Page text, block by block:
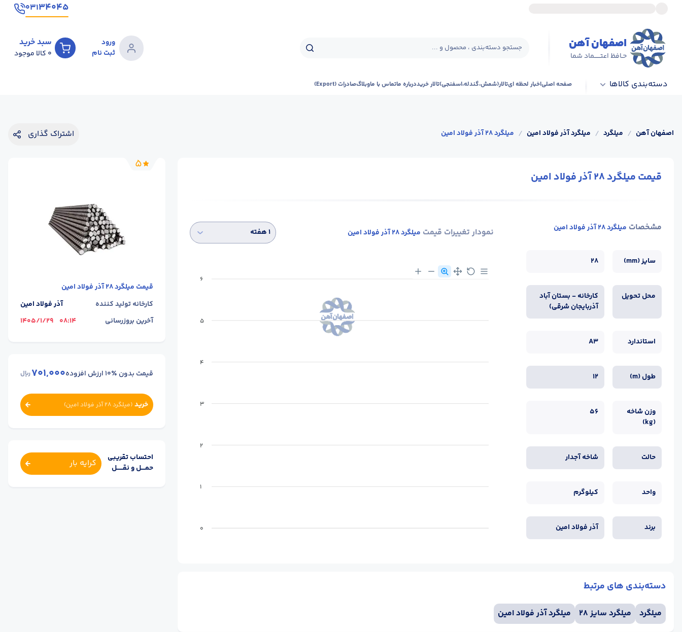
۳۴۰۴۵۰۳۱
اصفهان آهن
حـافظ اعتــــــماد شما
جستجو دسته‌بندی ، محصول و ...
ورود
ثبت نام
سبد خرید
0 کالا موجود
دسته‌بندی کالاها صفحه اصلیاخبار لحظه ایتالار(شمش،گندله،اسفنجی)تالار خریددرباره ماتماس با ماوبلاگصادرات (Export)
اصفهان آهن / میلگرد / میلگرد آذر فولاد امین / میلگرد 28 آذر فولاد امین اشتراک گذاری
قیمت میلگرد 28 آذر فولاد امین
مشخصات میلگرد 28 آذر فولاد امین
سایز (mm) 28
محل تحویل
کارخانه - بستان آباد
آذربایجان شرقی)
استاندارد A3
طول (m) 12
وزن شاخه
(kg)
56
حالت شاخه آجدار
واحد کیلوگرم
برند آذر فولاد امین
نمودار تغییرات قیمت میلگرد 28 آذر فولاد امین ۱ هفته
6
5
4
3
2
1
0
دسته‌بندی های مرتبط
میلگرد میلگرد سایز 28 میلگرد آذر فولاد امین
5
قیمت میلگرد 28 آذر فولاد امین
کارخانه تولید کننده
آذر فولاد امین
آخرین بروزرسانی
08:14
1405/1/29
قیمت بدون ٪۱۰ ارزش افزوده 701,000ریال
خرید (میلگرد 28 آذر فولاد امین )
احتساب تقریبی
حمــــل و نقــــــل
کرایه بار